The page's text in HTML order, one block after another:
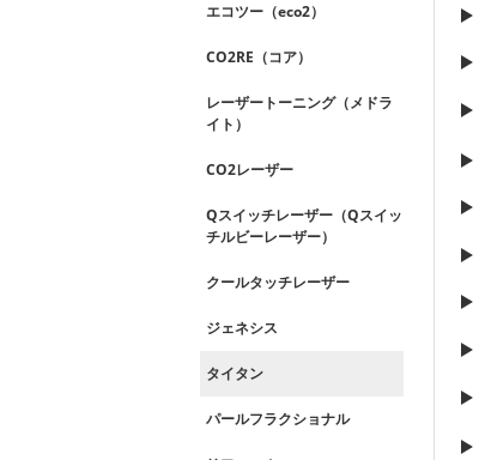
エコツー（eco2）
CO2RE（コア）
レーザートーニング（メドラ
イト）
CO2レーザー
Qスイッチレーザー（Qスイッ
チルビーレーザー）
クールタッチレーザー
ジェネシス
タイタン
パールフラクショナル